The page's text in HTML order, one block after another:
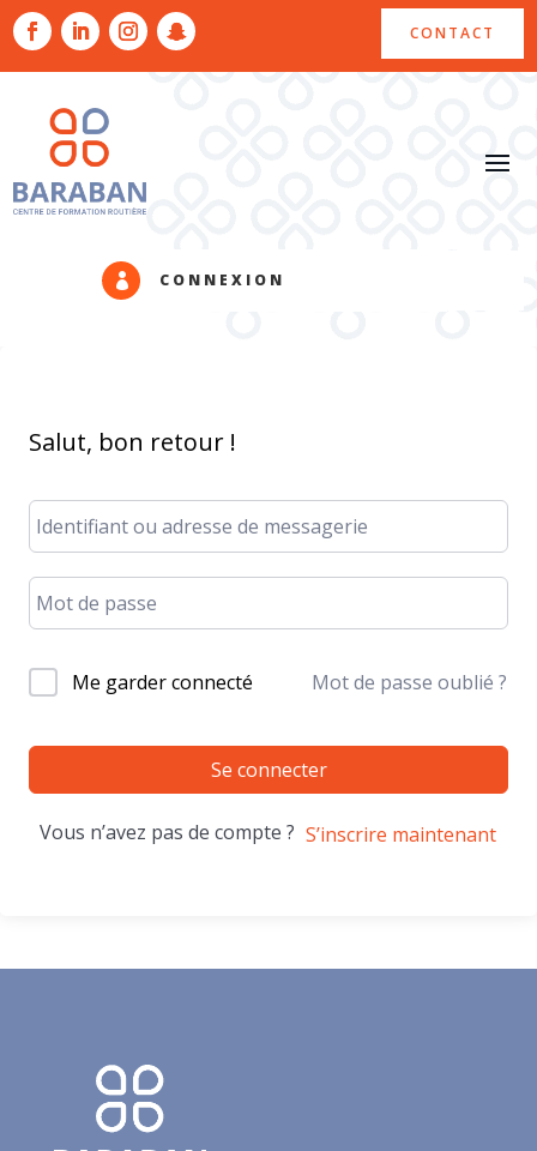
CONTACT
 CONNEXION
Salut, bon retour !
Me garder connecté Mot de passe oublié ?
Se connecter
Vous n’avez pas de compte ? S’inscrire maintenant